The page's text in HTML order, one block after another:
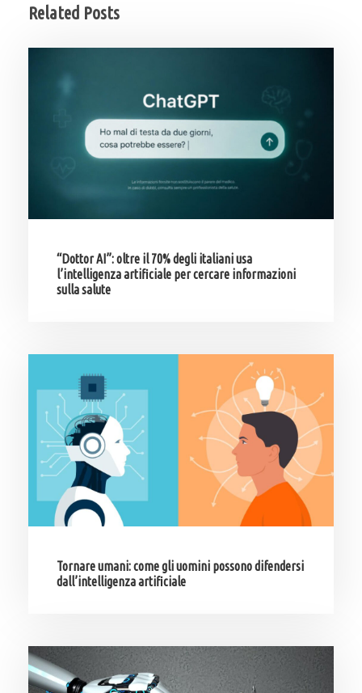
Related Posts
“Dottor AI”: oltre il 70% degli italiani usa
l’intelligenza artificiale per cercare informazioni
sulla salute
Tornare umani: come gli uomini possono difendersi
dall’intelligenza artificiale